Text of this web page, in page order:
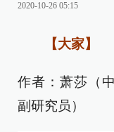
2020-10-26 05:15
【大家】
作者：萧莎（
副研究员）